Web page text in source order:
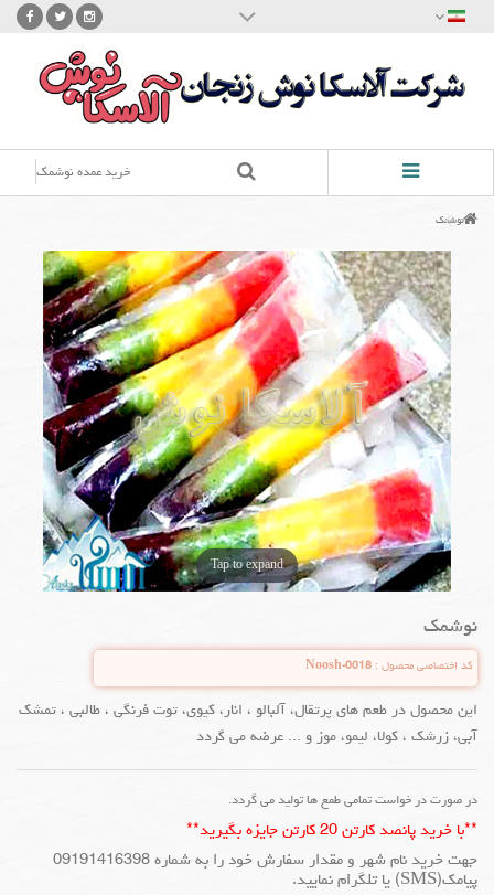
شرکت آلاسکانوش
محصول نوشمک در ایران از سال ها قبل با فن آوری ها و ظرفیت های مختلف تولید شده
است.
در صنایع غذایی آلاسکانوش با جدید ترین فن آوری ها و بالاترین ظرفیت تولید اقدام به تولید
نوشمک آلاسکانوش کرده ایم . نوشمک ما در زیر مجموعه فرآورده های یخی و یخمک قرار می
این محصولات با نظارت کامل متخصصین صنایع غذایی معاونت صنایع غذا و دارو و اداره نظارت
بر استاندارد جمهوری اسلامی ایران و مطابق با استانداردهای در نظر گرفته شده و شایسته
مصرف کنندگان و کودکان پاک سرزمینمان در استان زنجان (شهر زنجان) تولید و در کل کشور
عرضه می گردد. صنایع غذایی آلاسکا نوش به عنوان بزرگترین تولید کننده نوشمک در کشور با
با توجه به ظرفیت تولید بالا و خط تولید مدرن و به روز و افراد مجرب آموزش دیده و به روز
توانایی تولید تمامی شکل های نوشمک از جمله نوشمک پیچی ، نوشمک عروسکی، نوشمک
تفنگی ، نوشمک خرسی، نوشمک شمشیری، نوشمک موزی ، نوشمک هویجی را دارد.
تماس با ما
مدیریت تولید: معصومه اشرفی - 09191416398
مدیریت فروش: محمود اسماعیلی - 09190592744
info@alaskanoosh.ir
زنجان: شهرک صنعتی اشراق ، خیابان شقایق ،قسمت غذایی ، قطعه 47
خرید عمده نوشمک
نوشمک
Tap to expand
نوشمک
کد اختصاصی محصول : Noosh-0018
این محصول در طعم های پرتقال، آلبالو ، انار، کیوی، توت فرنگی ، طالبی ، تمشک
آبی، زرشک ، کولا، لیمو، موز و ... عرضه می گردد
در صورت در خواست تمامی طمع ها تولید می گردد.
**با خرید پانصد کارتن 20 کارتن جایزه بگیرید**
جهت خرید نام شهر و مقدار سفارش خود را به شماره 09191416398
پیامک(SMS) یا تلگرام نمایید.